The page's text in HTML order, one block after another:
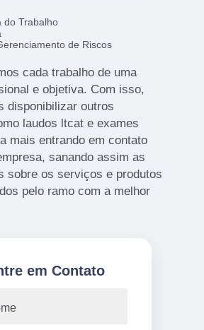
do Trabalho
de Riscos
cada trabalho de uma
e objetiva. Com isso,
disponibilizar outros
laudos ltcat e exames
mais entrando em contato
sanando assim as
sobre os serviços e produtos
pelo ramo com a melhor
em Contato